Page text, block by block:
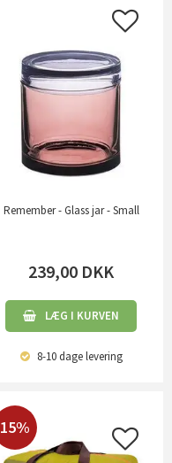
Remember - Glass jar - Small
239,00 DKK
LÆG I KURVEN
8-10 dagelevering
15%